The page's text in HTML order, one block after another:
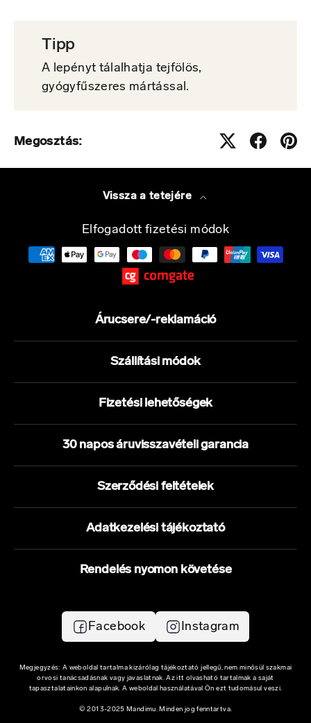
Tipp
A lepényt tálalhatja tejfölös,
gyógyfűszeres mártással.
Megosztás:
Vissza a tetejére
Elfogadott fizetési módok
Árucsere/-reklamáció
Szállítási módok
Fizetési lehetőségek
30 napos áruvisszavételi garancia
Szerződési feltételek
Adatkezelési tájékoztató
Rendelés nyomon követése
Facebook Instagram
Megjegyzés: A weboldal tartalma kizárólag tájékoztató jellegű, nem minősül szakmai
orvosi tanácsadásnak vagy javaslatnak. Az itt olvasható tartalmak a saját
tapasztalatainkon alapulnak. A weboldal használatával Ön ezt tudomásul veszi.
© 2013-2025 Mandimu. Minden jog fenntartva.